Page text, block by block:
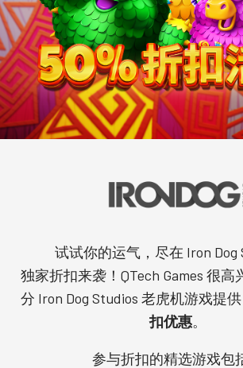
试试你的运气，尽在 Iron Dog
独家折扣来袭！QTech Games 很
分 Iron Dog Studios 老虎机游戏提供
扣优惠。
参与折扣的精选游戏包